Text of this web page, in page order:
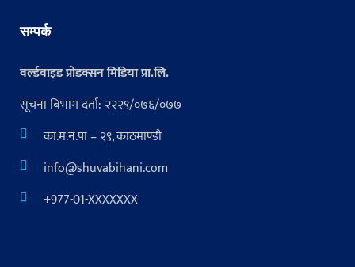
सम्पर्क
वर्ल्डवाइड प्रोडक्सन मिडिया प्रा.लि.
सूचना बिभाग दर्ता: २२२९/०७६/०७७
का.म.न.पा – २९, काठमाण्डौ
info@shuvabihani.com
+977-01-XXXXXXX